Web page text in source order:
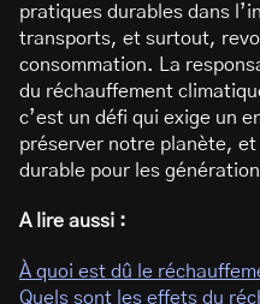
pratiques durables dans
transports, et surtout,
consommation. La
du réchauffement
c’est un défi qui exige un
préserver notre planète,
durable pour les
A lire aussi :
À quoi est dû le
Quels sont les effets du